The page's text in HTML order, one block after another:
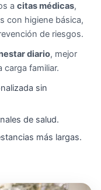
a citas médicas,
con higiene básica,
de riesgos.
diario, mejor
carga familiar.
sin
de salud.
más largas.